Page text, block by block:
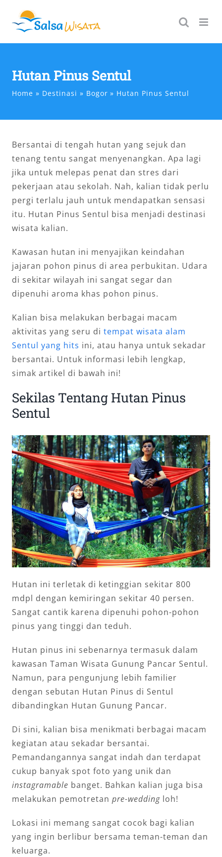
content
Hutan Pinus Sentul
Home Destinasi Bogor Hutan Pinus Sentul
Bersantai di tengah hutan yang sejuk dan
tenang tentu sangat menyenangkan. Apa lagi
jika untuk melepas penat dan stres dari
pekerjaan atau sekolah. Nah, kalian tidak perlu
pergi terlalu jauh untuk mendapatkan sensasi
itu. Hutan Pinus Sentul bisa menjadi destinasi
wisata kalian.
Kawasan hutan ini menyajikan keindahan
jajaran pohon pinus di area perbukitan. Udara
di sekitar wilayah ini sangat segar dan
dipenuhi aroma khas pohon pinus.
Kalian bisa melakukan berbagai macam
aktivitas yang seru di tempat wisata alam
Sentul yang hits ini, atau hanya untuk sekadar
bersantai. Untuk informasi lebih lengkap,
simak artikel di bawah ini!
Sekilas Tentang Hutan Pinus
Sentul
Hutan ini terletak di ketinggian sekitar 800
mdpl dengan kemiringan sekitar 40 persen.
Sangat cantik karena dipenuhi pohon-pohon
pinus yang tinggi dan teduh.
Hutan pinus ini sebenarnya termasuk dalam
kawasan Taman Wisata Gunung Pancar Sentul.
Namun, para pengunjung lebih familier
dengan sebutan Hutan Pinus di Sentul
dibandingkan Hutan Gunung Pancar.
Di sini, kalian bisa menikmati berbagai macam
kegiatan atau sekadar bersantai.
Pemandangannya sangat indah dan terdapat
cukup banyak spot foto yang unik dan
instagramable banget. Bahkan kalian juga bisa
melakukan pemotretan pre-wedding loh!
Lokasi ini memang sangat cocok bagi kalian
yang ingin berlibur bersama teman-teman dan
keluarga.